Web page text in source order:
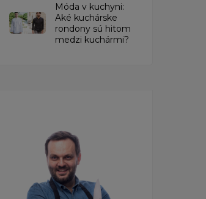
​Móda v kuchyni:
Aké kuchárske
rondony sú hitom
medzi kuchármi?